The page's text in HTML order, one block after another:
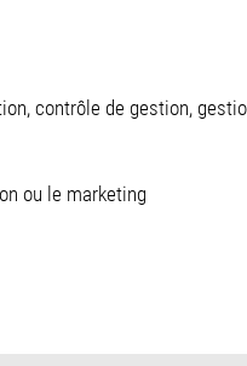
contrôle de gestion,
ou le marketing